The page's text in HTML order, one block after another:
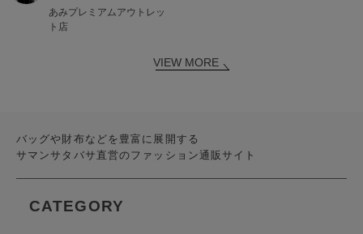
あみプレミアムアウトレッ
ト店
VIEW MORE
バッグや財布などを豊富に展開する
サマンサタバサ直営のファッション通販サイト
CATEGORY